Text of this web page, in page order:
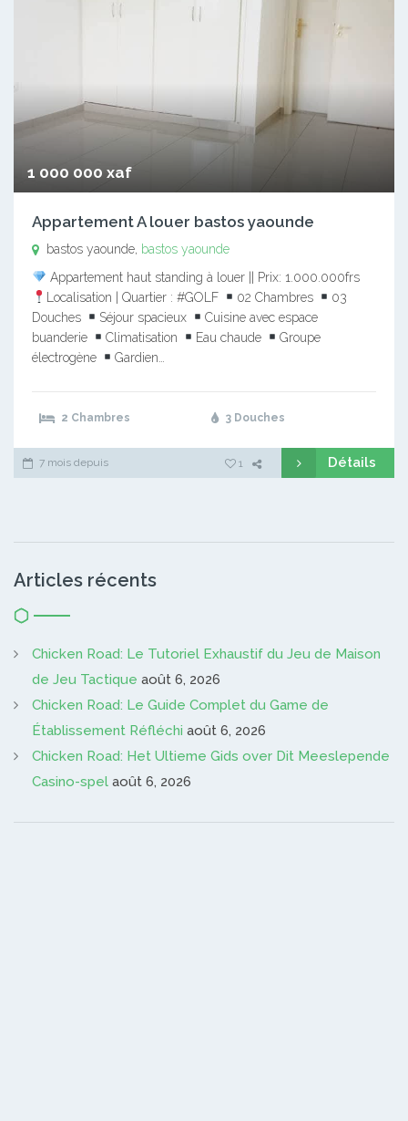
1 000 000 xaf
Appartement A louer bastos yaounde
bastos yaounde, bastos yaounde
Appartement haut standing à louer || Prix: 1.000.000frs
Localisation | Quartier : #GOLF
02 Chambres
03
Douches
Séjour spacieux
Cuisine avec espace
buanderie
Climatisation Eau chaude
Groupe
électrogène
Gardien…
2 Chambres 3 Douches
7 mois depuis 1 Détails
Articles récents
Chicken Road: Le Tutoriel Exhaustif du Jeu de Maison
de Jeu Tactique août 6, 2026
Chicken Road: Le Guide Complet du Game de
Établissement Réfléchi août 6, 2026
Chicken Road: Het Ultieme Gids over Dit Meeslepende
Casino-spel août 6, 2026